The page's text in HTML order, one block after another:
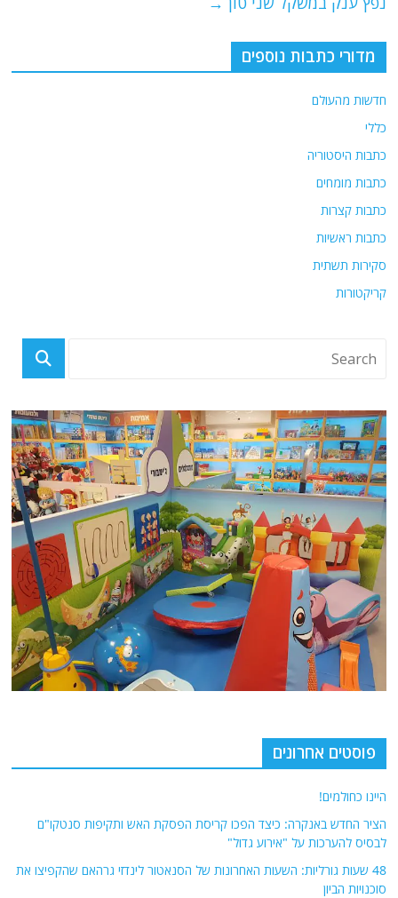
מדורי כתבות נוספים
חדשות מהעולם
כללי
כתבות היסטוריה
כתבות מומחים
כתבות קצרות
כתבות ראשיות
סקירות תשתית
קריקטורות
פוסטים אחרונים
היינו כחולמים!
הציר החדש באנקרה: כיצד הפכו קריסת הפסקת האש ותקיפות סנטקו"ם
לבסיס להערכות על "אירוע גדול"
48 שעות גורליות: השעות האחרונות של הסנאטור לינדזי גרהאם שהקפיצו את
סוכנויות הביון